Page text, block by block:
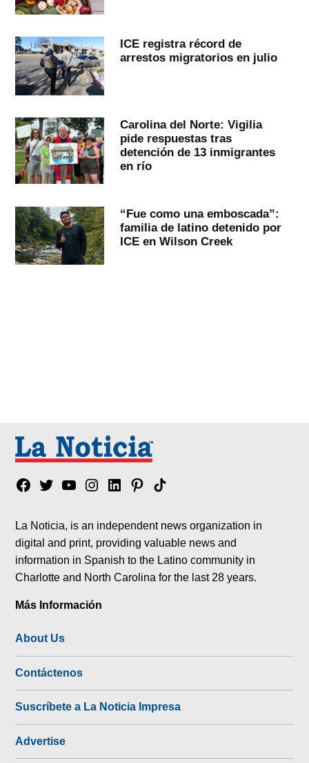
ICE registra récord de
arrestos migratorios en julio
Carolina del Norte: Vigilia
pide respuestas tras
detención de 13 inmigrantes
en río
“Fue como una emboscada”:
familia de latino detenido por
ICE en Wilson Creek
Facebook
TwitterYouTubeInstagram
LinkedinPinterest
Tik
La Noticia, is an independent news organization in
digital and print, providing valuable news and
information in Spanish to the Latino community in
Charlotte and North Carolina for the last 28 years.
Más Información
About Us
Contáctenos
Suscríbete a La Noticia Impresa
Advertise